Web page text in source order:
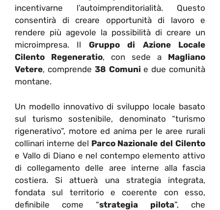
incentivarne l’autoimprenditorialità. Questo
consentirà di creare opportunità di lavoro e
rendere più agevole la possibilità di creare un
microimpresa. Il Gruppo di Azione Locale
Cilento Regeneratio, con sede a Magliano
Vetere, comprende 38 Comuni e due comunità
montane.
Un modello innovativo di sviluppo locale basato
sul turismo sostenibile, denominato “turismo
rigenerativo”, motore ed anima per le aree rurali
collinari interne del Parco Nazionale del Cilento
e Vallo di Diano e nel contempo elemento attivo
di collegamento delle aree interne alla fascia
costiera. Si attuerà una strategia integrata,
fondata sul territorio e coerente con esso,
definibile come “strategia pilota”, che